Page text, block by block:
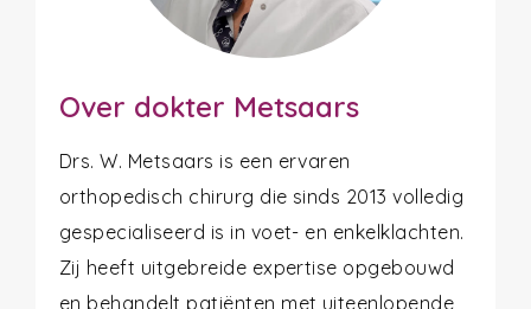
Over dokter Metsaars
Drs. W. Metsaars is een ervaren
orthopedisch chirurg die sinds 2013 volledig
gespecialiseerd is in voet- en enkelklachten.
Zij heeft uitgebreide expertise opgebouwd
en behandelt patiënten met uiteenlopende